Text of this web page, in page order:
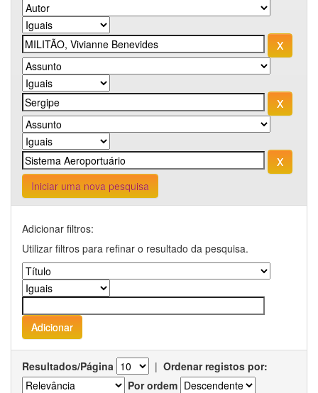
Iniciar uma nova pesquisa
Adicionar filtros:
Utilizar filtros para refinar o resultado da pesquisa.
Resultados/Página | Ordenar registos por:
Por ordem